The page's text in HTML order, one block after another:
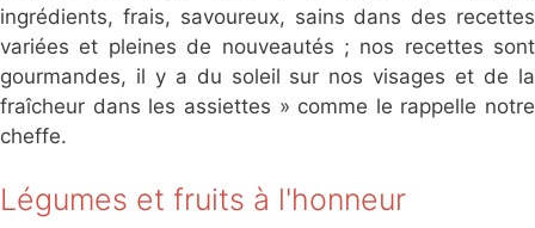
ingrédients, frais, savoureux, sains dans des recettes
variées et pleines de nouveautés ; nos recettes sont
gourmandes, il y a du soleil sur nos visages et de la
fraîcheur dans les assiettes » comme le rappelle notre
cheffe.
Légumes et fruits à l'honneur